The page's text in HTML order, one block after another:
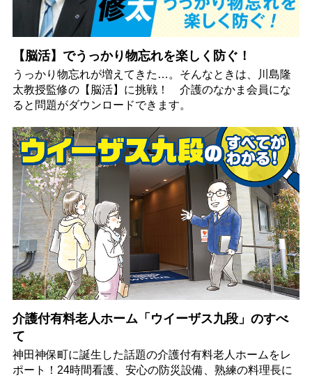
【脳活】でうっかり物忘れを楽しく防ぐ！
うっかり物忘れが増えてきた…。そんなときは、川島隆
太教授監修の【脳活】に挑戦！ 介護のなかま会員にな
ると問題がダウンロードできます。
介護付有料老人ホーム「ウイーザス九段」のすべ
て
神田神保町に誕生した話題の介護付有料老人ホームをレ
ポート！24時間看護、安心の防災設備、熟練の料理長に